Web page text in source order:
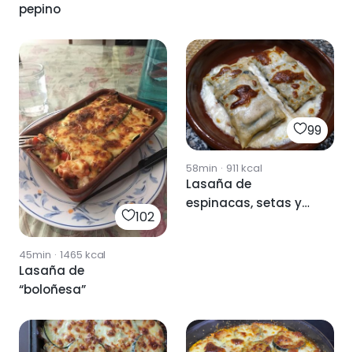
pepino
102
45min · 1465 kcal
Lasaña de
“boloñesa”
99
58min · 911 kcal
Lasaña de
espinacas, setas y